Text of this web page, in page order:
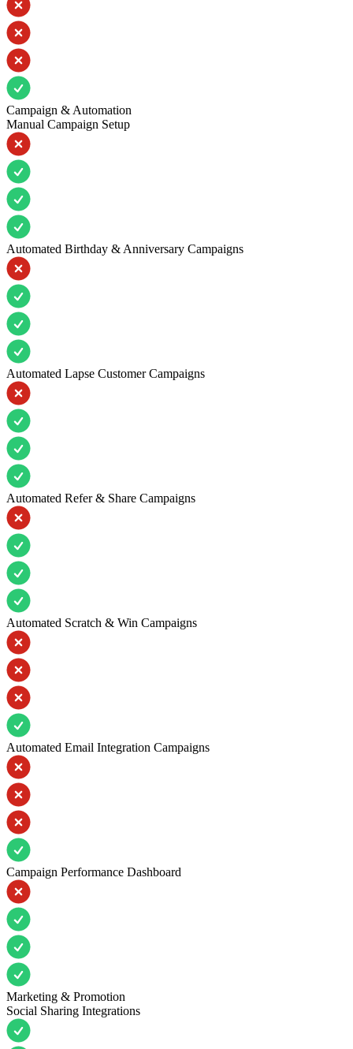
Campaign & Automation
Manual Campaign Setup
Automated Birthday & Anniversary Campaigns
Automated Lapse Customer Campaigns
Automated Refer & Share Campaigns
Automated Scratch & Win Campaigns
Automated Email Integration Campaigns
Campaign Performance Dashboard
Marketing & Promotion
Social Sharing Integrations